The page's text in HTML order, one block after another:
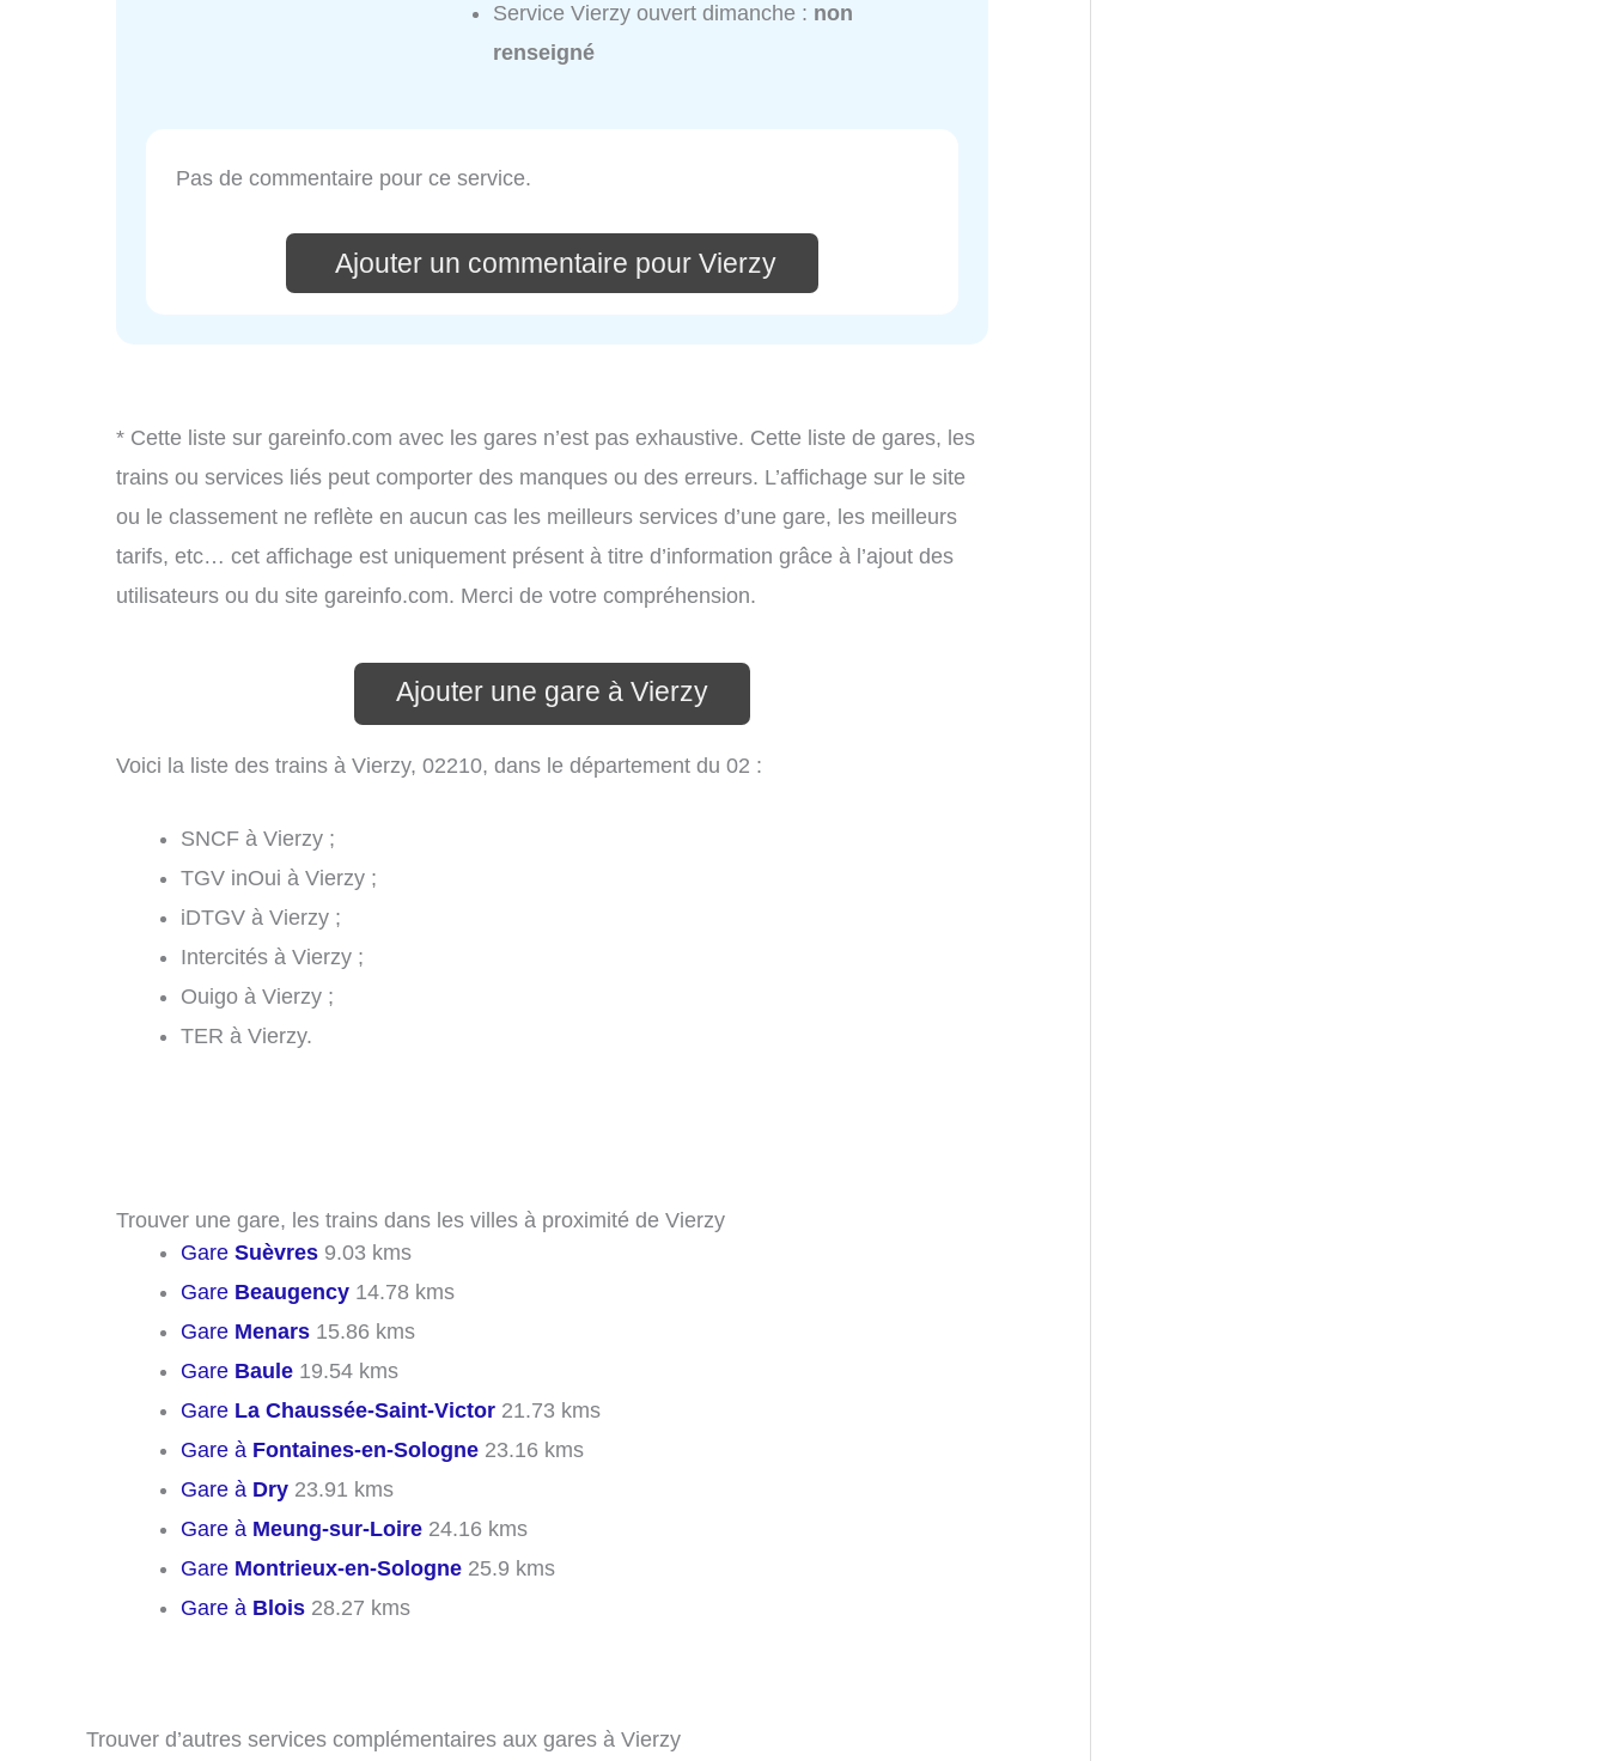
Service Vierzy ouvert dimanche : non
renseigné
Pas de commentaire pour ce service.
Ajouter un commentaire pour Vierzy
* Cette liste sur gareinfo.com avec les gares n’est pas exhaustive. Cette liste de gares, les
trains ou services liés peut comporter des manques ou des erreurs. L’affichage sur le site
ou le classement ne reflète en aucun cas les meilleurs services d’une gare, les meilleurs
tarifs, etc… cet affichage est uniquement présent à titre d’information grâce à l’ajout des
utilisateurs ou du site gareinfo.com. Merci de votre compréhension.
Ajouter une gare à Vierzy
Voici la liste des trains à Vierzy, 02210, dans le département du 02 :
SNCF à Vierzy ;
TGV inOui à Vierzy ;
iDTGV à Vierzy ;
Intercités à Vierzy ;
Ouigo à Vierzy ;
TER à Vierzy.
Trouver une gare, les trains dans les villes à proximité de Vierzy
Gare Suèvres 9.03 kms
Gare Beaugency 14.78 kms
Gare Menars 15.86 kms
Gare Baule 19.54 kms
Gare La Chaussée-Saint-Victor 21.73 kms
Gare à Fontaines-en-Sologne 23.16 kms
Gare à Dry 23.91 kms
Gare à Meung-sur-Loire 24.16 kms
Gare Montrieux-en-Sologne 25.9 kms
Gare à Blois 28.27 kms
Trouver d’autres services complémentaires aux gares à Vierzy